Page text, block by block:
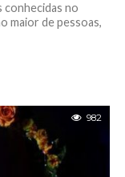
conhecidas no
maior de pessoas,
982